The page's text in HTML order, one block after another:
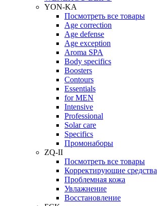
YON-KA
Посмотреть все товары
Age correction
Age defense
Age exception
Aroma SPA
Body specifics
Boosters
Contours
Essentials
for MEN
Intensive
Professional
Solar care
Specifics
Промонаборы
ZQ-II
Посмотреть все товары
Корректирующие средства
Проблемная кожа
Увлажнение
Восстановление